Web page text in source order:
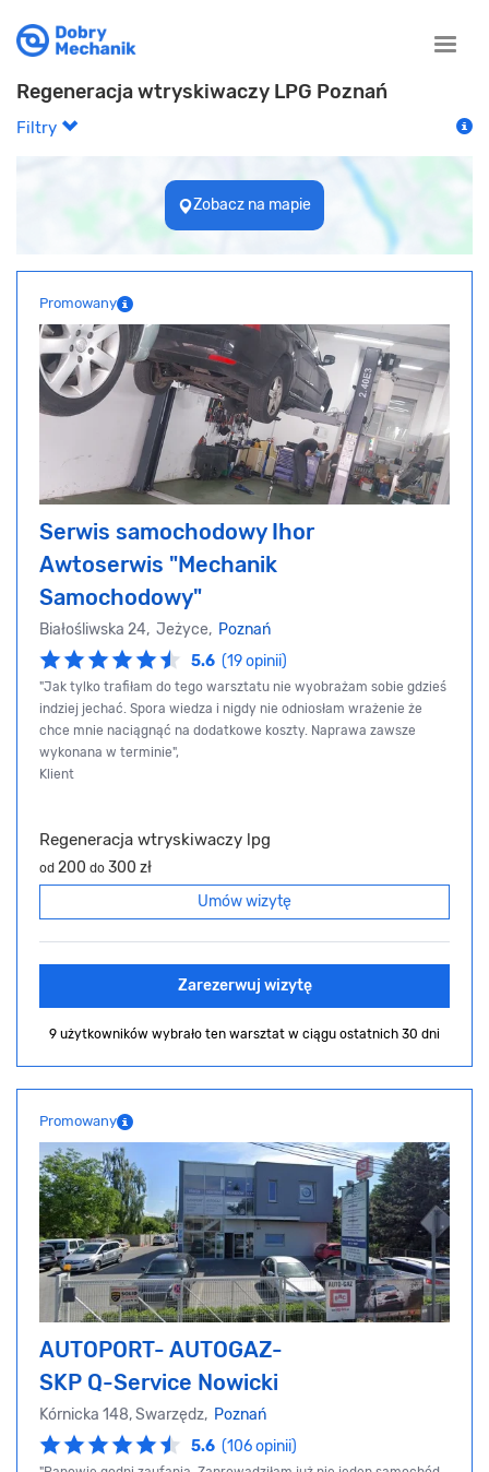
Toggle
Regeneracja wtryskiwaczy LPG Poznań
Filtry
Zobacz na mapie
Promowany
Serwis samochodowy Ihor
Awtoserwis "Mechanik
Samochodowy"
Białośliwska 24, Jeżyce, Poznań
5.6 (19 opinii)
"Jak tylko trafiłam do tego warsztatu nie wyobrażam sobie gdzieś
indziej jechać. Spora wiedza i nigdy nie odniosłam wrażenie że
chce mnie naciągnąć na dodatkowe koszty. Naprawa zawsze
wykonana w terminie",
Klient
Regeneracja wtryskiwaczy lpg
od 200 do 300 zł
Umów wizytę
Zarezerwuj wizytę
9 użytkowników wybrało ten warsztat w ciągu ostatnich 30 dni
Promowany
AUTOPORT- AUTOGAZ-
SKP Q-Service Nowicki
Kórnicka 148, Swarzędz, Poznań
5.6 (106 opinii)